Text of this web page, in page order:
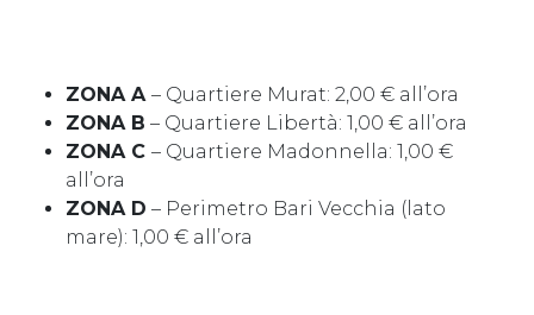
ZONA A – Quartiere Murat: 2,00 € all’ora
ZONA B – Quartiere Libertà: 1,00 € all’ora
ZONA C – Quartiere Madonnella: 1,00 €
all’ora
ZONA D – Perimetro Bari Vecchia (lato
mare): 1,00 € all’ora